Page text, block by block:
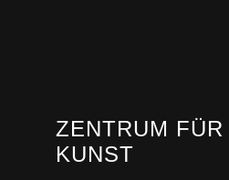
ZENTRUM FÜR
KUNST